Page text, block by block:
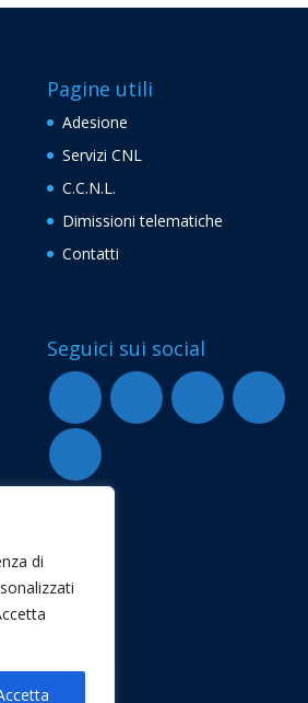
di
Pagine utili
Adesione
Servizi CNL
C.C.N.L.
Dimissioni telematiche
Contatti
Seguici sui social